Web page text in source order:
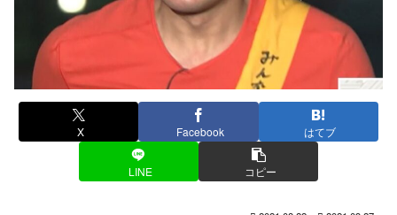
X Facebook はてブ
LINE コピー